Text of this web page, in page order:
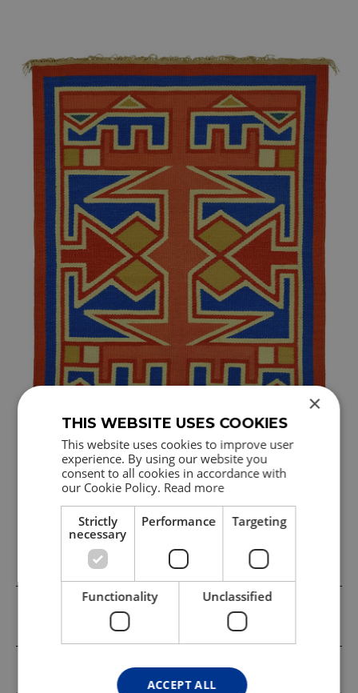
More images
Debut, udstillingsfællesskaber og
anerkendelse
Mellem maleriets flade og
kunsthåndværkets objekt
Geometri og symmetri
×
THIS WEBSITE USES COOKIES
This website uses cookies to improve user
experience. By using our website you
consent to all cookies in accordance with
our Cookie Policy. Read more
Strictly
necessary
Performance Targeting
Functionality Unclassified
ACCEPT ALL